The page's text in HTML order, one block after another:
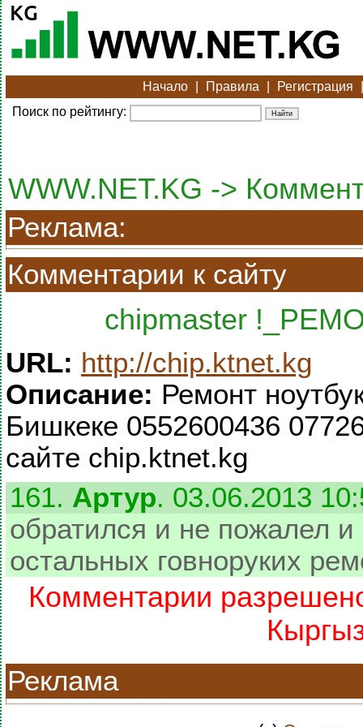
Начало Правила Регистрация
Поиск по рейтингу:
WWW.NET.KG ->
Реклама:
Комментарии к сайту
chipmaster
URL: http://chip.ktnet.kg
Описание: Ремонт
Бишкеке 0552600436
сайте chip.ktnet.kg
161. Артур. 03.06.2013
обратился и не пожалел
остальных говноруких
Комментарии
Реклама